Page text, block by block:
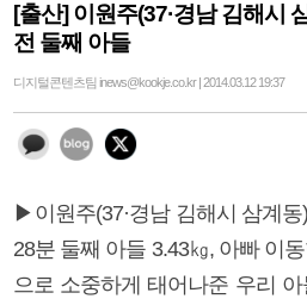
[출산] 이원주(37·경남 김해시
전 둘째 아들
디지털콘텐츠팀 inews@kookje.co.kr | 2014.03.12 19:37
▶이원주(37·경남 김해시 삼계
28분 둘째 아들 3.43㎏, 아빠 이
으로 소중하게 태어나준 우리